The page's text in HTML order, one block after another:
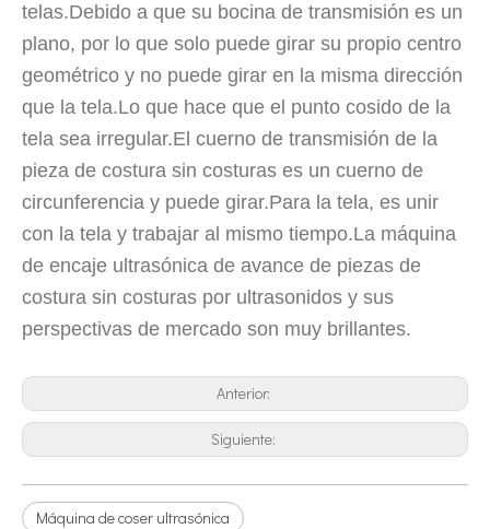
Tratamiento ultrasónico de metales fundidos
La aplicación de la ultrasónica en la industria de la costura refleja
telas.Debido a que su bocina de transmisión es un
plano, por lo que solo puede girar su propio centro
geométrico y no puede girar en la misma dirección
que la tela.Lo que hace que el punto cosido de la
tela sea irregular.El cuerno de transmisión de la
pieza de costura sin costuras es un cuerno de
circunferencia y puede girar.Para la tela, es unir
con la tela y trabajar al mismo tiempo.La máquina
de encaje ultrasónica de avance de piezas de
costura sin costuras por ultrasonidos y sus
perspectivas de mercado son muy brillantes.
Anterior:
Siguiente:
Máquina de coser ultrasónica